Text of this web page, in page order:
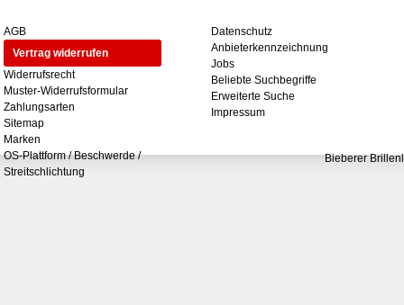
AGB
Vertrag widerrufen
Widerrufsrecht
Muster-Widerrufsformular
Zahlungsarten
Sitemap
Marken
OS-Plattform / Beschwerde /
Streitschlichtung
Datenschutz
Anbieterkennzeichnung
Jobs
Beliebte Suchbegriffe
Erweiterte Suche
Impressum
Bieberer